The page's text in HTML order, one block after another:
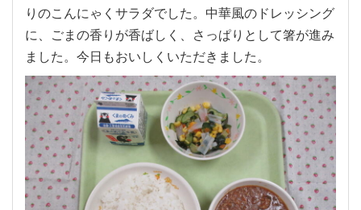
りのこんにゃくサラダでした。中華風のドレッシング
に、ごまの香りが香ばしく、さっぱりとして箸が進み
ました。今日もおいしくいただきました。